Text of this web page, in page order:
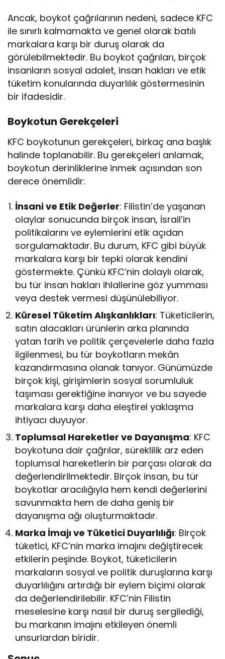
Ancak, boykot çağrılarının nedeni, sadece KFC
ile sınırlı kalmamakta ve genel olarak batılı
markalara karşı bir duruş olarak da
görülebilmektedir. Bu boykot çağrıları, birçok
insanların sosyal adalet, insan hakları ve etik
tüketim konularında duyarlılık göstermesinin
bir ifadesidir.
Boykotun Gerekçeleri
KFC boykotunun gerekçeleri, birkaç ana başlık
halinde toplanabilir. Bu gerekçeleri anlamak,
boykotun derinliklerine inmek açısından son
derece önemlidir:
İnsani ve Etik Değerler: Filistin’de yaşanan
olaylar sonucunda birçok insan, İsrail’in
politikalarını ve eylemlerini etik açıdan
sorgulamaktadır. Bu durum, KFC gibi büyük
markalara karşı bir tepki olarak kendini
göstermekte. Çünkü KFC’nin dolaylı olarak,
bu tür insan hakları ihlallerine göz yumması
veya destek vermesi düşünülebiliyor.
Küresel Tüketim Alışkanlıkları: Tüketicilerin,
satın alacakları ürünlerin arka planında
yatan tarih ve politik çerçevelerle daha fazla
ilgilenmesi, bu tür boykotların mekân
kazandırmasına olanak tanıyor. Günümüzde
birçok kişi, girişimlerin sosyal sorumluluk
taşıması gerektiğine inanıyor ve bu sayede
markalara karşı daha eleştirel yaklaşma
ihtiyacı duyuyor.
Toplumsal Hareketler ve Dayanışma: KFC
boykotuna dair çağrılar, süreklilik arz eden
toplumsal hareketlerin bir parçası olarak da
değerlendirilmektedir. Birçok insan, bu tür
boykotlar aracılığıyla hem kendi değerlerini
savunmakta hem de daha geniş bir
dayanışma ağı oluşturmaktadır.
Marka İmajı ve Tüketici Duyarlılığı: Birçok
tüketici, KFC’nin marka imajını değiştirecek
etkilerin peşinde. Boykot, tüketicilerin
markaların sosyal ve politik duruşlarına karşı
duyarlılığını artırdığı bir eylem biçimi olarak
da değerlendirilebilir. KFC’nin Filistin
meselesine karşı nasıl bir duruş sergilediği,
bu markanın imajını etkileyen önemli
unsurlardan biridir.